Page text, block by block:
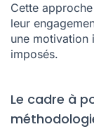
Cette
leur
une motivation
imposés.
Le cadre à